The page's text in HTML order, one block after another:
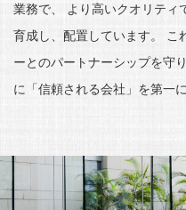
業務で、
より高いクオリティ
育成し、配置しています。
こ
ーとのパートナーシップを守り
に「信頼される会社」を第一